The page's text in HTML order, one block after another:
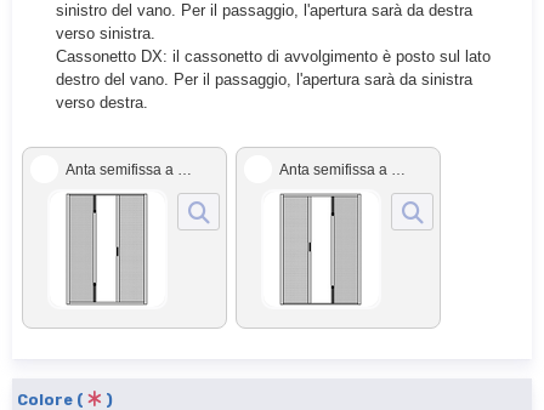
sinistro del vano. Per il passaggio, l'apertura sarà da destra
verso sinistra.
Cassonetto DX: il cassonetto di avvolgimento è posto sul lato
destro del vano. Per il passaggio, l'apertura sarà da sinistra
verso destra.
Anta semifissa a SX Anta apribile a DX Anta semifissa a DX Anta apribile a SX
Colore ( )